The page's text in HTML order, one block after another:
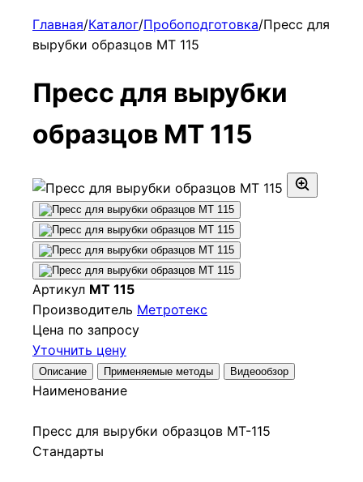
Главная/Каталог/Пробоподготовка/Пресс для
вырубки образцов МТ 115
Пресс для вырубки
образцов МТ 115
Артикул МТ 115
Производитель Метротекс
Цена по запросу
Уточнить цену
Описание Применяемые методы Видеообзор
Наименование
Пресс для вырубки образцов МТ-115
Стандарты